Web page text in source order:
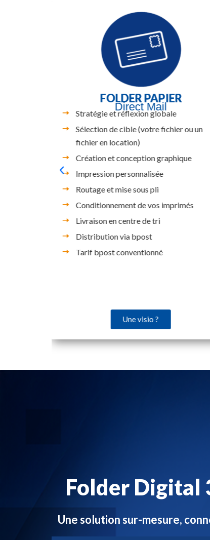
FOLDER PAPIER
Direct Mail
Stratégie et réflexion globale
Sélection de cible (votre fichier ou un
fichier en location)
Création et conception graphique
Impression personnalisée
Routage et mise sous pli
Conditionnement de vos imprimés
Livraison en centre de tri
Distribution via bpost
Tarif bpost conventionné
Une visio ?
Folder Digital
Une solution sur-mesure,